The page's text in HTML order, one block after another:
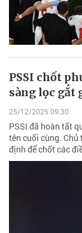
PSSI chốt
sàng lọc gắt
25/12/2025 09:30
PSSI đã hoàn tất
tên cuối cùng.
định để chốt các